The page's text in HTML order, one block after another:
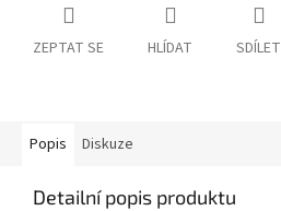
ZEPTAT SE HLÍDAT SDÍLET
Popis Diskuze
Detailní popis produktu